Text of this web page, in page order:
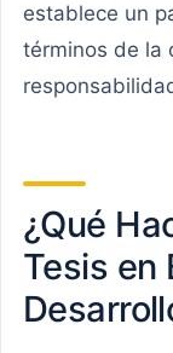
establece un
términos de la
¿Qué
Tesis en